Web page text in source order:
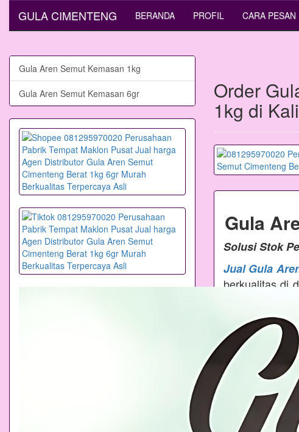
GULA CIMENTENG BERANDA PROFIL CARA PESAN
Order
1kg di
Gula
Solusi Stok
Jual Gula
berkualitas di
yang
memasak,
merupakan
dedikasi
yang kering,
"Gula
kedalaman
biasa yang
Gula Aren Semut Kemasan 1kg
Gula Aren Semut Kemasan 6gr